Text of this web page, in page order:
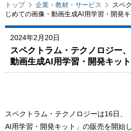
トップ 企業・教材・サービス
スペ
じめての画像・動画生成AI用学習・開発
2024年2月20日
スペクトラム・テクノロジー
動画生成AI用学習・開発キッ
スペクトラム・テクノロジーは16日、
AI用学習・開発キット」の販売を開始し